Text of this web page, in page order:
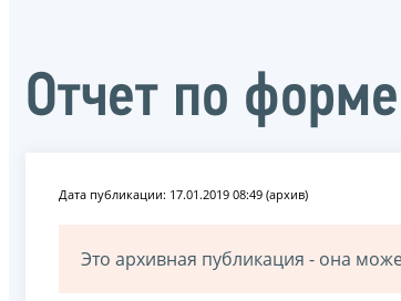
Отчет по
Дата публикации: 17.01.2019 08:49 (архив)
Это архивная публикация - она